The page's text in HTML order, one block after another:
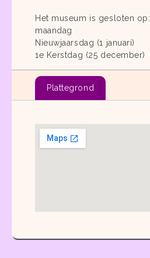
Het museum is gesloten op:
maandag
Nieuwjaarsdag (1 januari)
1e Kerstdag (25 december)
Plattegrond